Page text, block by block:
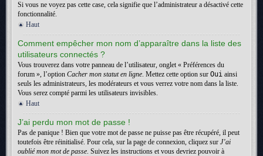
Si vous ne voyez pas cette case, cela signifie que l’administrateur a désactivé cette
fonctionnalité.
Haut
Comment empêcher mon nom d’apparaître dans la liste des
utilisateurs connectés ?
Vous trouverez dans votre panneau de l’utilisateur, onglet « Préférences du
forum », l’option Cacher mon statut en ligne. Mettez cette option sur Oui ainsi
seuls les administrateurs, les modérateurs et vous verrez votre nom dans la liste.
Vous serez compté parmi les utilisateurs invisibles.
Haut
J’ai perdu mon mot de passe !
Pas de panique ! Bien que votre mot de passe ne puisse pas être récupéré, il peut
toutefois être réinitialisé. Pour cela, sur la page de connexion, cliquez sur J’ai
oublié mon mot de passe. Suivez les instructions et vous devriez pouvoir à